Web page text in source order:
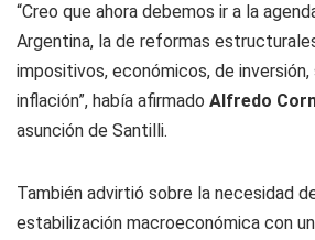
“Creo que ahora debemos ir a la
Argentina, la de reformas
impositivos, económicos, de inversión,
inflación”, había afirmado Alfredo
asunción de Santilli.
También advirtió sobre la necesidad
estabilización macroeconómica con